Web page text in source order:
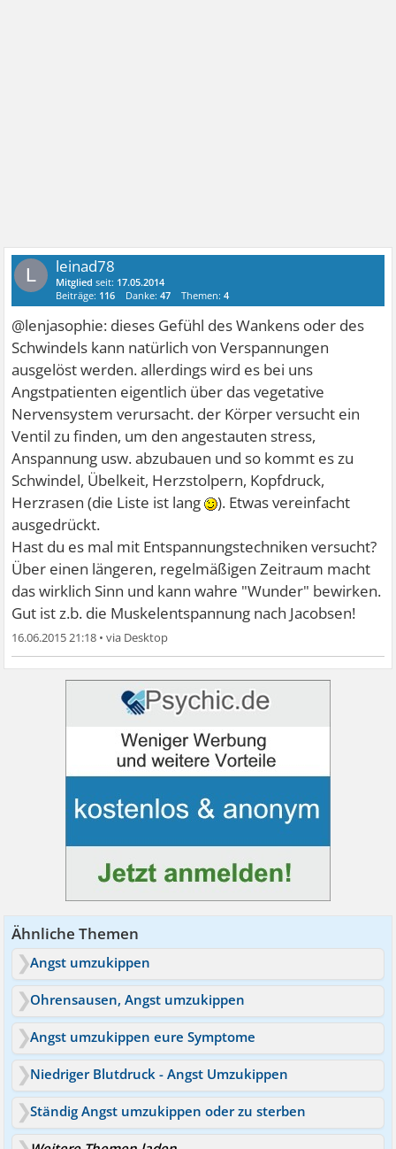
L leinad78
Mitglied seit: 17.05.2014
Beiträge: 116 Danke:47 Themen:4
@lenjasophie: dieses Gefühl des Wankens oder des
Schwindels kann natürlich von Verspannungen
ausgelöst werden. allerdings wird es bei uns
Angstpatienten eigentlich über das vegetative
Nervensystem verursacht. der Körper versucht ein
Ventil zu finden, um den angestauten stress,
Anspannung usw. abzubauen und so kommt es zu
Schwindel, Übelkeit, Herzstolpern, Kopfdruck,
Herzrasen (die Liste ist lang
). Etwas vereinfacht
ausgedrückt.
Hast du es mal mit Entspannungstechniken versucht?
Über einen längeren, regelmäßigen Zeitraum macht
das wirklich Sinn und kann wahre "Wunder" bewirken.
Gut ist z.b. die Muskelentspannung nach Jacobsen!
16.06.2015 21:18 •
Ähnliche Themen
Angst umzukippen
Ohrensausen, Angst umzukippen
Angst umzukippen eure Symptome
Niedriger Blutdruck - Angst Umzukippen
Ständig Angst umzukippen oder zu sterben